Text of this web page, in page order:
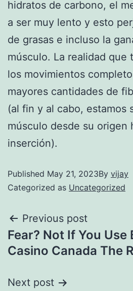
hidratos de carbono, el
a ser muy lento y esto
de grasas e incluso la
músculo. La realidad que
los movimientos
mayores cantidades de
(al fin y al cabo, estamos
músculo desde su origen
inserción).
Published May 21, 2023By vijay
Categorized as Uncategorized
Previous post
Fear? Not If You Use
Casino Canada The
Next post